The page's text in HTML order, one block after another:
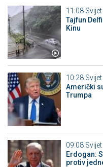
11:08 Svijet
Tajfun
Kinu
10:28 Svijet
Američki
Trumpa
09:08 Svijet
Erdogan:
protiv